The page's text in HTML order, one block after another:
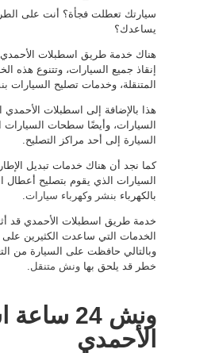
سيارتك تعطلت فجأة؟ أنت على
يساعدك؟
هناك خدمة طريق اسطبلات
إنقاذ جميع السيارات، وتتنوع هذه
المتنقلة، وخدمات تصليح السيارات
هذا بالإضافة إلى اسطبلات
السيارات، وأيضًا سطحات السيارات
السيارة إلى أحد مراكز التصليح.
كما نجد أن هناك خدمات تبديل
السيارات الذي يقوم بتصليح أعطال
بالكهرباء بنشر وكهرباء سيارات
خدمة طريق اسطبلات الأحمدي قد
الخدمات التي ساعدت الكثيرين على
وبالتالي حافظت على السيارة من
خطر قد يلحق بها ونش متنقل
ونش 24
الأحمدي